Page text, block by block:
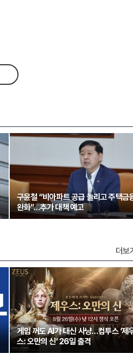
구윤철 “비아파트 공급 늘리고 주택금
완화”…추가 대책 예고
더보기
게임 꺼도 AI가 대신 사냥…컴투스 ‘제
스: 오만의 신’ 26일 출격